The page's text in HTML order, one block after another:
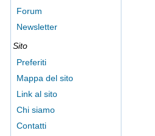
Forum
Newsletter
Sito
Preferiti
Mappa del sito
Link al sito
Chi siamo
Contatti